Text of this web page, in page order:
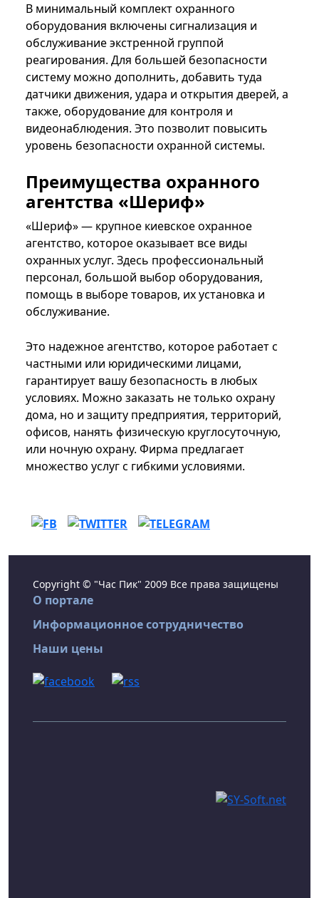
В минимальный комплект охранного
оборудования включены сигнализация и
обслуживание экстренной группой
реагирования. Для большей безопасности
систему можно дополнить, добавить туда
датчики движения, удара и открытия дверей, а
также, оборудование для контроля и
видеонаблюдения. Это позволит повысить
уровень безопасности охранной системы.
Преимущества охранного
агентства «Шериф»
«Шериф» — крупное киевское охранное
агентство, которое оказывает все виды
охранных услуг. Здесь профессиональный
персонал, большой выбор оборудования,
помощь в выборе товаров, их установка и
обслуживание.
Это надежное агентство, которое работает с
частными или юридическими лицами,
гарантирует вашу безопасность в любых
условиях. Можно заказать не только охрану
дома, но и защиту предприятия, территорий,
офисов, нанять физическую круглосуточную,
или ночную охрану. Фирма предлагает
множество услуг с гибкими условиями.
Copyright © "Час Пик" 2009 Все права защищены
О портале
Информационное сотрудничество
Наши цены